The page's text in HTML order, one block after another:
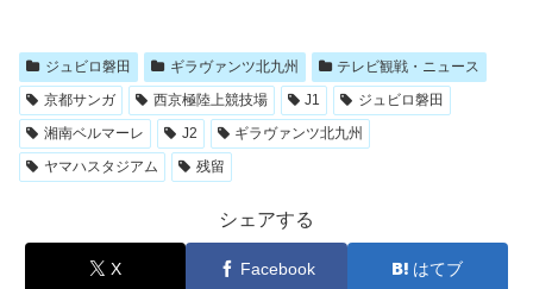
ジュビロ磐田 ギラヴァンツ北九州
テレビ観戦・ニュース
京都サンガ
西京極陸上競技場 J1
ジュビロ磐田
湘南ベルマーレ
J2
ギラヴァンツ北九州
ヤマハスタジアム
残留
シェアする
X Facebook はてブ